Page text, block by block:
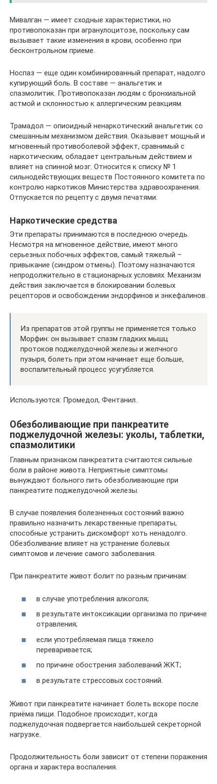
Мивалган — имеет сходные характеристики, но
противопоказан при агранулоцитозе, поскольку сам
вызывает такие изменения в крови, особенно при
бесконтрольном приеме.
Носпаз — еще один комбинированный препарат, надолго
купирующий боль. В составе — анальгетик и
спазмолитик. Противопоказан людям с бронхиальной
астмой и склонностью к аллергическим реакциям.
Трамадол — опиоидный ненаркотический анальгетик со
смешанным механизмом действия. Оказывает мощный и
мгновенный противоболевой эффект, сравнимый с
наркотическим, обладает центральным действием и
влияет на спинной мозг. Относится к списку № 1
сильнодействующих веществ Постоянного комитета по
контролю наркотиков Министерства здравоохранения.
Отпускается по рецепту с двумя печатями.
Наркотические средства
Эти препараты принимаются в последнюю очередь.
Несмотря на мгновенное действие, имеют много
серьезных побочных эффектов, самый тяжелый –
привыкание (синдром отмены). Поэтому назначаются
непродолжительно в стационарных условиях. Механизм
действия заключается в блокировании болевых
рецепторов и освобождении эндорфинов и энкефалинов.
Из препаратов этой группы не применяется только
Морфин: он вызывает спазм гладких мышц
протоков поджелудочной железы и желчного
пузыря, болеть при этом начинает еще больше,
воспалительный процесс усугубляется.
Используются: Промедол, Фентанил.
Обезболивающие при панкреатите
поджелудочной железы: уколы, таблетки,
спазмолитики
Главным признаком панкреатита считаются сильные
боли в районе живота. Неприятные симптомы
вынуждают больного пить обезболивающие при
панкреатите поджелудочной железы.
В случае появления болезненных состояний важно
правильно назначить лекарственные препараты,
способные устранить дискомфорт хоть ненадолго.
Обезболивание влияет на устранение болевых
симптомов и лечение самого заболевания.
При панкреатите живот болит по разным причинам:
в случае употребления алкоголя;
в результате интоксикации организма по причине
отравления;
если употребляемая пища тяжело
переваривается;
по причине обострения заболеваний ЖКТ;
в результате стрессовых состояний.
Живот при панкреатите начинает болеть вскоре после
приёма пищи. Подобное происходит, когда
поджелудочная подвергается наибольшей секреторной
нагрузке.
Продолжительность боли зависит от степени поражения
органа и характера воспаления.